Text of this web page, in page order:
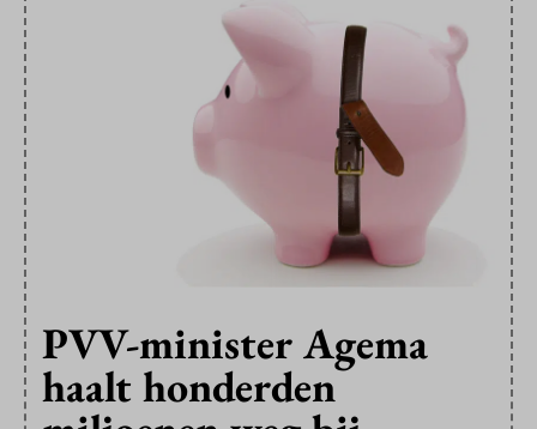
PVV-minister Agema
haalt honderden